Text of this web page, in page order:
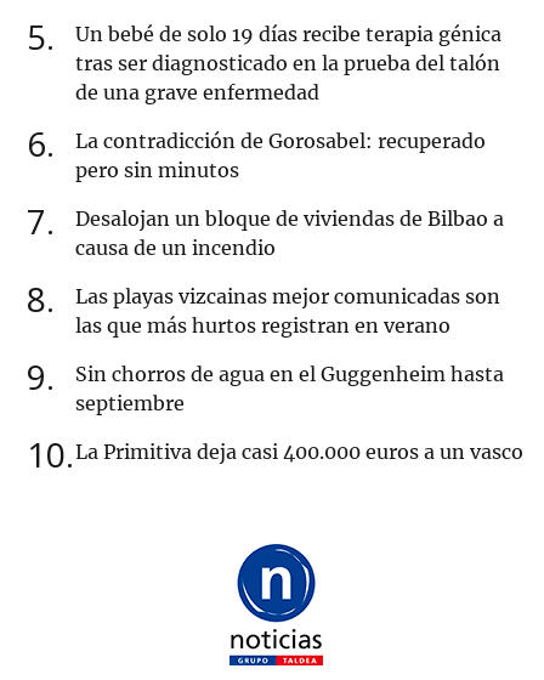
5
Un bebé de solo 19 días recibe terapia génica
tras ser diagnosticado en la prueba del talón
de una grave enfermedad
6
La contradicción de Gorosabel: recuperado
pero sin minutos
7
Desalojan un bloque de viviendas de Bilbao a
causa de un incendio
8
Las playas vizcainas mejor comunicadas son
las que más hurtos registran en verano
9
Sin chorros de agua en el Guggenheim hasta
septiembre
10 La Primitiva deja casi 400.000 euros a un vasco